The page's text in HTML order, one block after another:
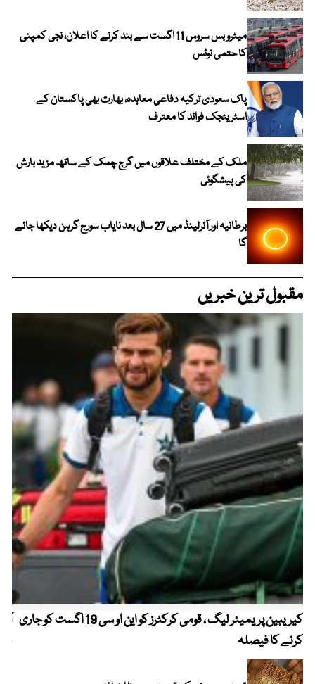
میٹرو بس سروس 11 اگست سے بند کرنے کا اعلان، نجی کمپنی
کا حتمی نوٹس
پاک سعودی ترکیہ دفاعی معاہدہ، بھارت بھی پاکستان کے
اسٹریٹجک فوائد کا معترف
ملک کے مختلف علاقوں میں گرج چمک کے ساتھ مزید بارش
کی پیشگوئی
برطانیہ اور آئرلینڈ میں 27 سال بعد نایاب سورج گرہن دیکھا جائے
گا
مقبول ترین خبریں
کیریبین پریمیئر لیگ ، قومی کرکٹرز کو این او سی 19 اگست کو جاری
کرنے کا فیصلہ